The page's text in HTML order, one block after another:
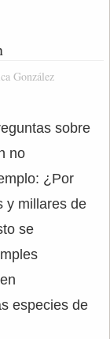
González
sobre
no
¿Por
y millares de
se
especies de